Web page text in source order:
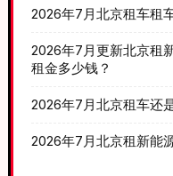
2026年7月北京租车租
2026年7月更新北京租
租金多少钱？
2026年7月北京租车还
2026年7月北京租新能